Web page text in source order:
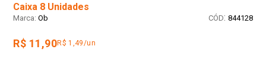
Caixa 8 Unidades
Ob : 844128
R$ 11,90R$ 1,49/un